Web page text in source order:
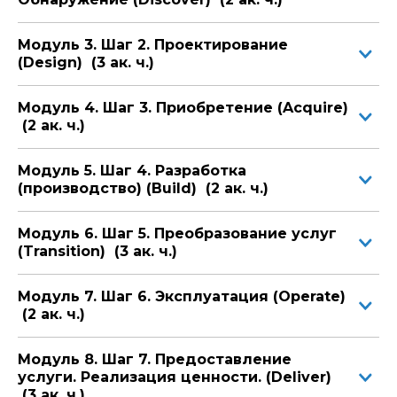
Эффективно взаимодействовать с
вендорами — интегрировать внешние
продукты в собственные цифровые услуги.
Ваш главный итог:Вы научитесь строить гибкие,
устойчивые цепочки ценности, которые приносят
компании реальные деньги, обеспечивают удержание
клиентов и создают понятную операционную модель
цифрового департамента.
Освойте современные подходы ИТИЛ 5 и
выстройте цифровую среду, которая помогает
компании расти быстрее рынка.
Модуль 3. Шаг 2. Проектирование
(Design) (3 ак. ч.)
Модуль 4. Шаг 3. Приобретение (Acquire)
(2 ак. ч.)
Модуль 5. Шаг 4. Разработка
(производство) (Build) (2 ак. ч.)
Модуль 6. Шаг 5. Преобразование услуг
(Transition) (3 ак. ч.)
Модуль 7. Шаг 6. Эксплуатация (Operate)
(2 ак. ч.)
Модуль 8. Шаг 7. Предоставление
услуги. Реализация ценности. (Deliver)